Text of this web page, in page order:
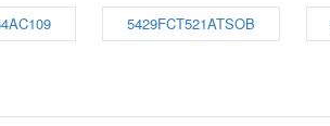
5429FCT521ATSOB